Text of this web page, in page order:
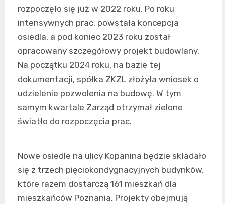
rozpoczęło się już w 2022 roku. Po roku
intensywnych prac, powstała koncepcja
osiedla, a pod koniec 2023 roku został
opracowany szczegółowy projekt budowlany.
Na początku 2024 roku, na bazie tej
dokumentacji, spółka ZKZL złożyła wniosek o
udzielenie pozwolenia na budowę. W tym
samym kwartale Zarząd otrzymał zielone
światło do rozpoczęcia prac.
Nowe osiedle na ulicy Kopanina będzie składało
się z trzech pięciokondygnacyjnych budynków,
które razem dostarczą 161 mieszkań dla
mieszkańców Poznania. Projekty obejmują